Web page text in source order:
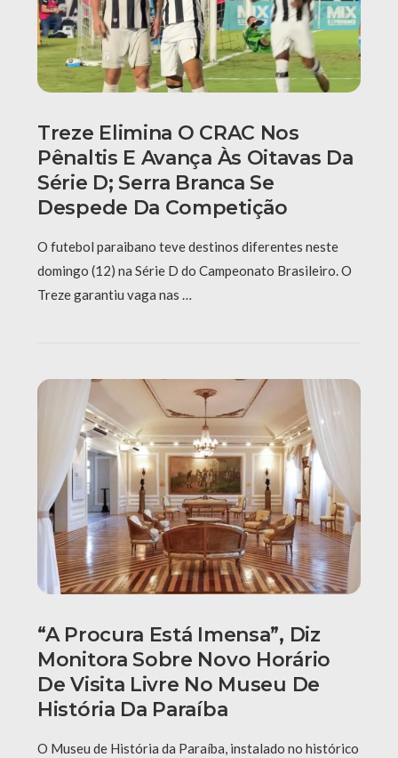
Treze Elimina O CRAC Nos
Pênaltis E Avança Às Oitavas Da
Série D; Serra Branca Se
Despede Da Competição
O futebol paraibano teve destinos diferentes neste
domingo (12) na Série D do Campeonato Brasileiro. O
Treze garantiu vaga nas …
“A Procura Está Imensa”, Diz
Monitora Sobre Novo Horário
De Visita Livre No Museu De
História Da Paraíba
O Museu de História da Paraíba, instalado no histórico